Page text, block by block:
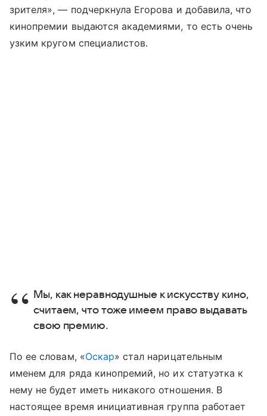
зрителя», — подчеркнула Егорова и добавила, что
кинопремии выдаются академиями, то есть очень
узким кругом специалистов.
Мы, как неравнодушные к искусству кино,
считаем, что тоже имеем право выдавать
свою премию.
По ее словам, «Оскар» стал нарицательным
именем для ряда кинопремий, но их статуэтка к
нему не будет иметь никакого отношения. В
настоящее время инициативная группа работает